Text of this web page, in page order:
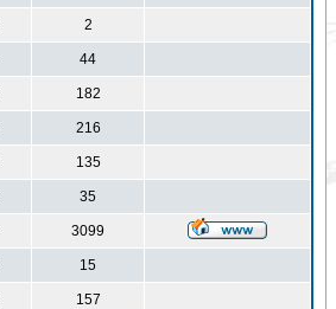
2
44
182
216
135
35
3099
15
157